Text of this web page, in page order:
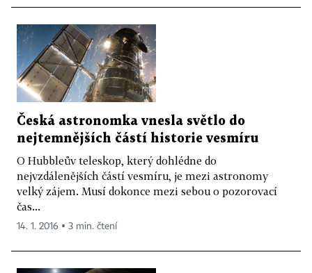
Česká astronomka vnesla světlo do
nejtemnějších částí historie vesmíru
O Hubbleův teleskop, který dohlédne do
nejvzdálenějších částí vesmíru, je mezi astronomy
velký zájem. Musí dokonce mezi sebou o pozorovací
čas...
14. 1. 2016 ▪ 3 min. čtení